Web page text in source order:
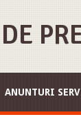
ANUNTURI